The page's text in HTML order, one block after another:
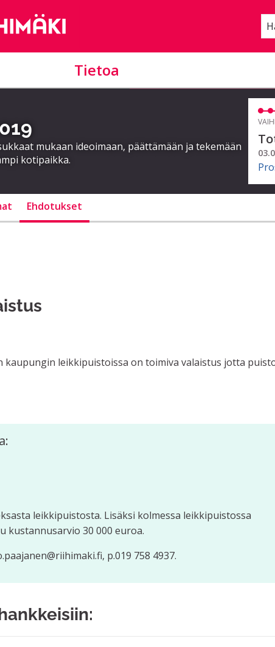
Tietoa
mukaan ideoimaan, päättämään ja tekemään
kotipaikka.
Ehdotukset
kaupungin leikkipuistoissa on toimiva valaistus jotta
leikkipuistosta. Lisäksi kolmessa leikkipuistossa
kustannusarvio 30 000 euroa.
p.019 758 4937.